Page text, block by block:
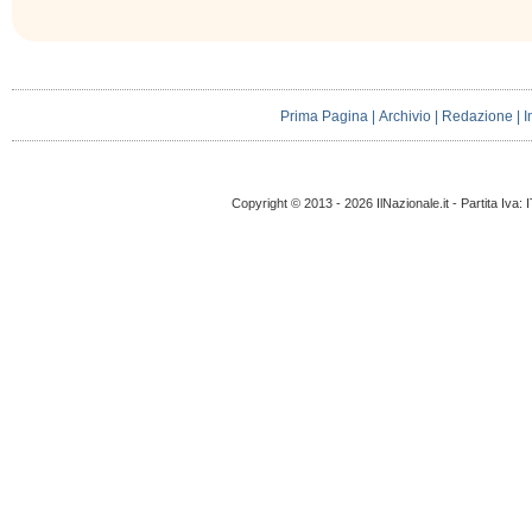
Prima Pagina |Archivio | Redazione |
Copyright © 2013 - 2026 IlNazionale.it - Partita Iva: